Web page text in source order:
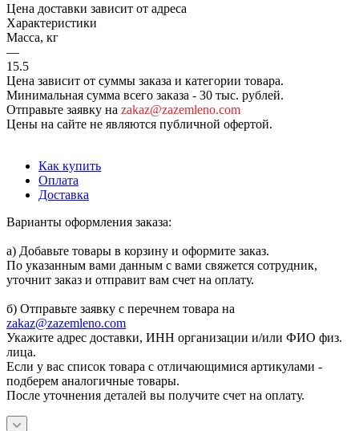
Цена доставки зависит от адреса
Характеристики
Масса, кг
—
15.5
Цена зависит от суммы заказа и категории товара.
Минимальная сумма всего заказа - 30 тыс. рублей.
Отправьте заявку на zakaz@zazemleno.com
Цены на сайте не являются публичной офертой.
Как купить
Оплата
Доставка
Варианты оформления заказа:
а) Добавьте товары в корзину и оформите заказ.
По указанным вами данным с вами свяжется сотрудник,
уточнит заказ и отправит вам счет на оплату.
б) Отправьте заявку с перечнем товара на
zakaz@zazemleno.com
Укажите адрес доставки, ИНН организации и/или ФИО физ.
лица.
Если у вас список товара с отличающимися артикулами -
подберем аналогичные товары.
После уточнения деталей вы получите счет на оплату.